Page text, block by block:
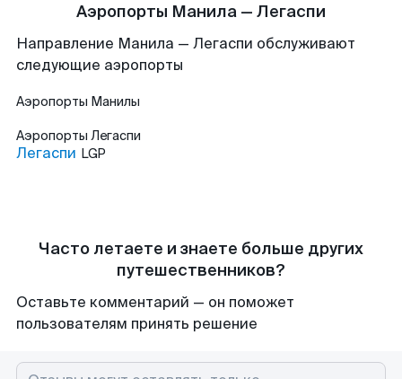
Аэропорты Манила — Легаспи
Направление Манила — Легаспи обслуживают
следующие аэропорты
Аэропорты Манилы
Аэропорты Легаспи
Легаспи LGP
Часто летаете и знаете больше других
путешественников?
Оставьте комментарий — он поможет
пользователям принять решение